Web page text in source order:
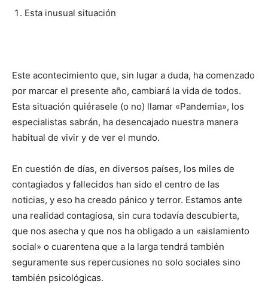
Esta inusual situación
Este acontecimiento que, sin lugar a duda, ha comenzado
por marcar el presente año, cambiará la vida de todos.
Esta situación quiéra­sele (o no) llamar «Pande­mia», los
especialistas sa­brán, ha desencajado nuestra manera
habitual de vivir y de ver el mundo.
En cuestión de días, en diversos países, los miles de
contagiados y fallecidos han sido el centro de las
noticias, y eso ha creado pánico y ­terror. Estamos ante
una realidad contagiosa, sin cura todavía descubierta,
que nos asecha y que nos ha obligado a un «aislamiento
social» o cuarentena que a la larga tendrá también
seguramente sus repercusiones no solo sociales sino
también psicológicas.